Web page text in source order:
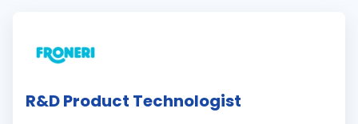
R&D Product Technologist